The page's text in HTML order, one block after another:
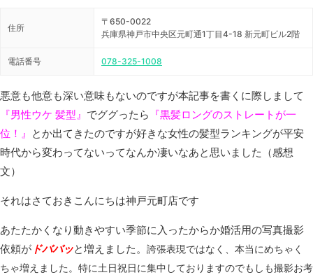
住所
〒650-0022
兵庫県神戸市中央区元町通1丁目4-18 新元町ビル2階
電話番号 078-325-1008
悪意も他意も深い意味もないのですが本記事を書くに際しまして
『男性ウケ 髪型』 でググったら 『黒髪ロングのストレートが一
位！』 とか出てきたのですが好きな女性の髪型ランキングが平安
時代から変わってないってなんか凄いなあと思いました（感想
文）
それはさておきこんにちは神戸元町店です
あたたかくなり動きやすい季節に入ったからか婚活用の写真撮影
依頼が ドババッと増えました。 誇張表現ではなく、本当にめちゃく
ちゃ増えました。特に土日祝日に集中しておりますのでもしも撮影お考